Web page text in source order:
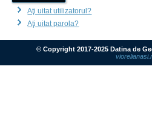
Aţi uitat utilizatorul?
Aţi uitat parola?
© Copyright 2017-2025 Datina de